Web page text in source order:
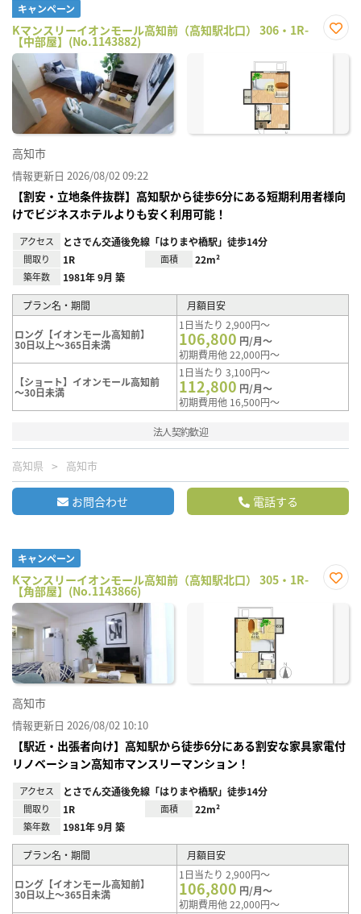
キャンペーン
Kマンスリーイオンモール高知前（高知駅北口） 306・1R-
【中部屋】(No.1143882)
に入
高知市
情報更新日 2026/08/02 09:22
【割安・立地条件抜群】高知駅から徒歩6分にある短期利用者様向
けでビジネスホテルよりも安く利用可能！
アクセス とさでん交通後免線「はりまや橋駅」徒歩14分
間取り 1R 面積 22m²
築年数 1981年 9月 築
プラン名・期間 月額目安
ロング【イオンモール高知前】
30日以上～365日未満
1日当たり 2,900円～
106,800 円/月～
初期費用他 22,000円～
【ショート】イオンモール高知前
～30日未満
1日当たり 3,100円～
112,800 円/月～
初期費用他 16,500円～
法人契約歓迎
高知県 高知市
お問合わせ 電話する
キャンペーン
Kマンスリーイオンモール高知前（高知駅北口） 305・1R-
【角部屋】(No.1143866)
に入
高知市
情報更新日 2026/08/02 10:10
【駅近・出張者向け】高知駅から徒歩6分にある割安な家具家電付
リノベーション高知市マンスリーマンション！
アクセス とさでん交通後免線「はりまや橋駅」徒歩14分
間取り 1R 面積 22m²
築年数 1981年 9月 築
プラン名・期間 月額目安
ロング【イオンモール高知前】
30日以上～365日未満
1日当たり 2,900円～
106,800 円/月～
初期費用他 22,000円～